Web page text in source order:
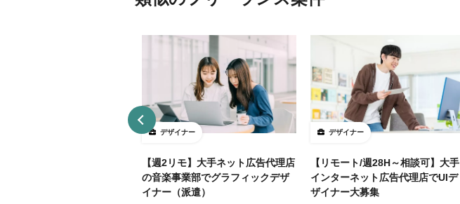
デザイナー
【週2リモ】大手ネット広告代理店
の音楽事業部でグラフィックデザ
イナー（派遣）
デザイナー
【リモート/週28H～相談可】大手
インターネット広告代理店でUIデ
ザイナー大募集